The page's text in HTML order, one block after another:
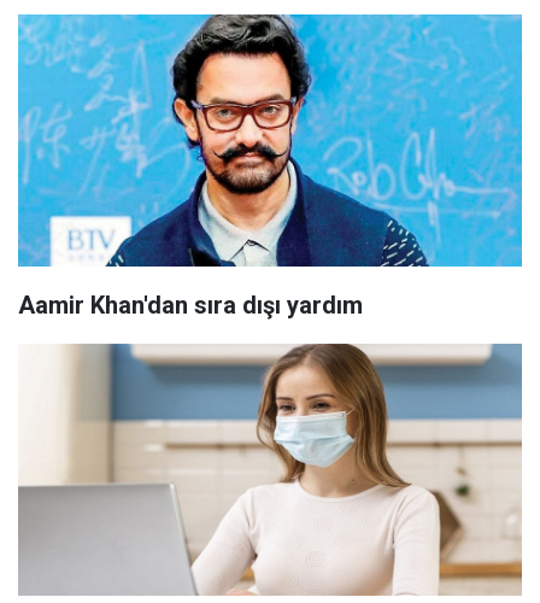
Aamir Khan'dan sıra dışı yardım